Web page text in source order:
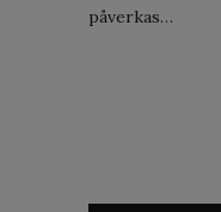
påverkas…